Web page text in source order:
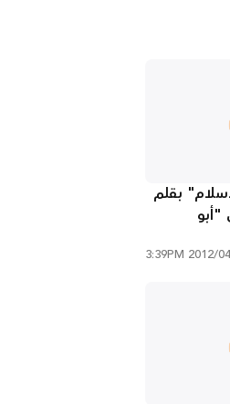
بقلم
2012/04/26